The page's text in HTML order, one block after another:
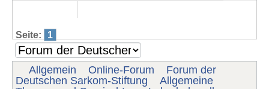
Seite: 1
Allgemein Online-Forum
Forum der
Deutschen Sarkom-Stiftung
Allgemeine